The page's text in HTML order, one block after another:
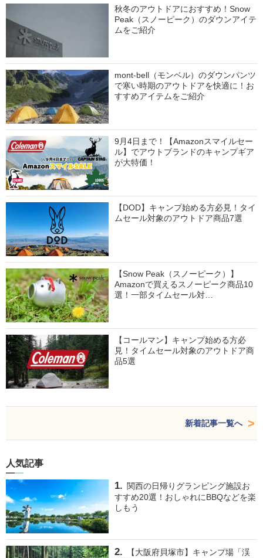
秋冬のアウトドアにおすすめ！Snow
Peak（スノーピーク）のダウンアイテ
ムをご紹介
mont-bell（モンベル）のダウンパンツ
で寒い時期のアウトドアを快適に！お
すすめアイテムをご紹介
9月4日まで！【Amazonスマイルセー
ル】でアウトブランドのキャンプギア
が大特価！
【DOD】キャンプ始める方必見！タイ
ムセール対象のアウトドア商品7選
【Snow Peak（スノーピーク）】
Amazonで買えるスノーピーク商品10
選！一部タイムセール対…
【コールマン】キャンプ始める方必
見！タイムセール対象のアウトドア商
品5選
新着記事一覧へ
人気記事
関西の日帰りグランピング施設お
すすめ20選！おしゃれにBBQなどを楽
しもう
【大阪府貝塚市】キャンプ場「渓